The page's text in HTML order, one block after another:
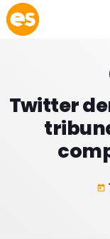
play_arrow EMISIÓN LA
EMISIÓN
Twitter
today